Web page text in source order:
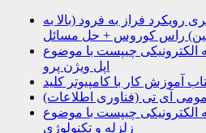
رویکرد فراز به فرود (بالا به
راس کوروس + حل مسائل
الکترونیکی چیپست با موضوع
اپل ویژن پرو
آموزش کار با کامپیوتر کلید
آی تی (فناوری اطلاعات)
الکترونیکی چیپست با موضوع
زلزله و تکنولوژی